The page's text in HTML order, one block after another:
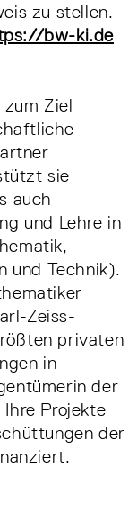
zu stellen.
bw-ki.de
Ziel
sie
auch
und Lehre in
und Technik).
Zeiss-
privaten
in
der
Ihre Projekte
der